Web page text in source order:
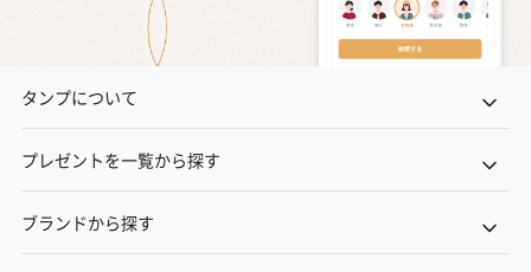
タンプについて
プレゼントを一覧から探す
ブランドから探す